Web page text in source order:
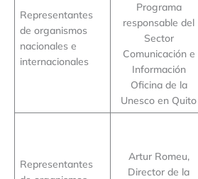
Representantes
de organismos
nacionales e
internacionales
Programa
responsable del
Sector
Comunicación e
Información
Oficina de la
Unesco en Quito
Representantes
Artur Romeu,
Director de la